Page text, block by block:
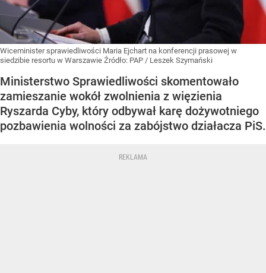
Wiceminister sprawiedliwości Maria Ejchart na konferencji prasowej w
siedzibie resortu w Warszawie Źródło: PAP / Leszek Szymański
Ministerstwo Sprawiedliwości skomentowało
zamieszanie wokół zwolnienia z więzienia
Ryszarda Cyby, który odbywał karę dożywotniego
pozbawienia wolności za zabójstwo działacza PiS.